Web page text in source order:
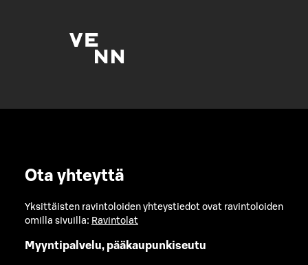
Ota yhteyttä
Yksittäisten ravintoloiden yhteystiedot ovat ravintoloiden
omilla sivuilla: Ravintolat
Myyntipalvelu, pääkaupunkiseutu